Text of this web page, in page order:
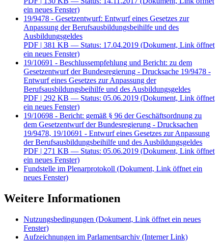
ein neues Fenster)
19/9478 - Gesetzentwurf: Entwurf eines Gesetzes zur
Anpassung der Berufsausbildungsbeihilfe und des
Ausbildungsgeldes
PDF | 381 KB — Status: 17.04.2019 (Dokument, Link öffnet
ein neues Fenster)
19/10691 - Beschlussempfehlung und Bericht: zu dem
Gesetzentwurf der Bundesregierung - Drucksache 19/9478 -
Entwurf eines Gesetzes zur Anpassung der
Berufsausbildungsbeihilfe und des Ausbildungsgeldes
PDF | 292 KB — Status: 05.06.2019 (Dokument, Link öffnet
ein neues Fenster)
19/10698 - Bericht: gemäß § 96 der Geschäftsordnung zu
dem Gesetzentwurf der Bundesregierung - Drucksachen
19/9478, 19/10691 - Entwurf eines Gesetzes zur Anpassung
der Berufsausbildungsbeihilfe und des Ausbildungsgeldes
PDF | 271 KB — Status: 05.06.2019 (Dokument, Link öffnet
ein neues Fenster)
Fundstelle im Plenarprotokoll (Dokument, Link öffnet ein
neues Fenster)
Weitere Informationen
Nutzungsbedingungen (Dokument, Link öffnet ein neues
Fenster)
Aufzeichnungen im Parlamentsarchiv (Interner Link)